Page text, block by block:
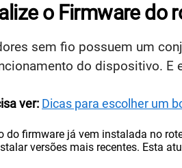
o Firmware do
sem fio possuem um
do dispositivo. E
ver: Dicas para escolher um
do firmware já vem instalada no
versões mais recentes. Esta